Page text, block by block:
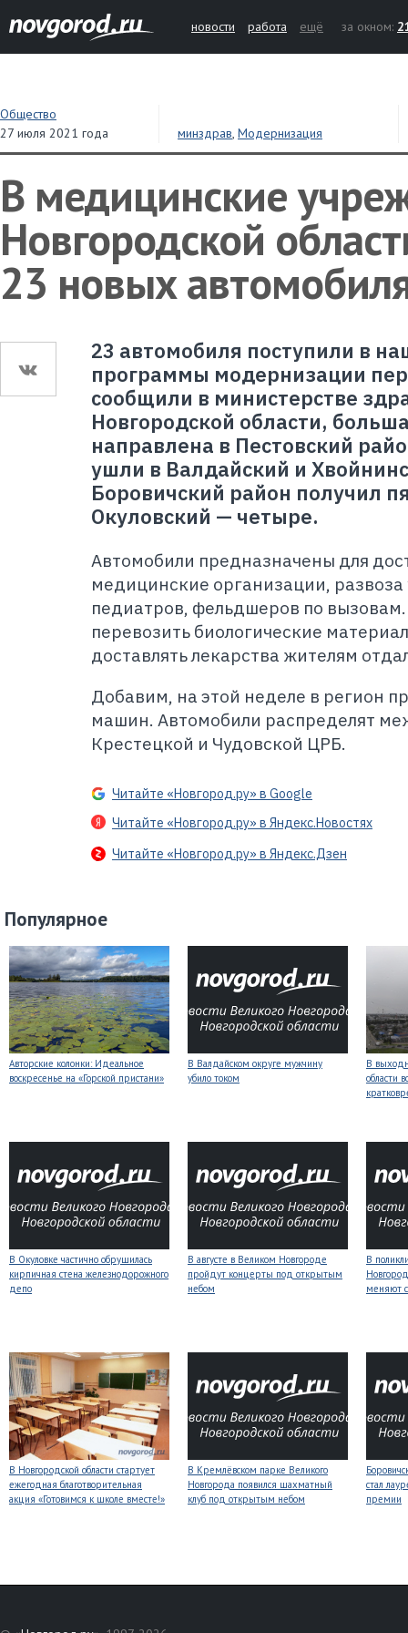
новости работа ещё за окном:
Общество
27 июля 2021 года
минздрав, Модернизация
В медицинские
Новгородской
23 новых
23 автомобиля поступили в
программы модернизации
сообщили в министерстве
Новгородской области,
направлена в Пестовский
ушли в Валдайский и
Боровичский район получил
Окуловский — четыре.
Автомобили предназначены для
медицинские организации, развоза
педиатров, фельдшеров по
перевозить биологические
доставлять лекарства жителям
Добавим, на этой неделе в регион
машин. Автомобили распределят
Крестецкой и Чудовской ЦРБ.
Читайте «Новгород.ру» в Google
Читайте «Новгород.ру» в Яндекс.Новостях
Читайте «Новгород.ру» в Яндекс.Дзен
Популярное
Авторские колонки: Идеальное
воскресенье на «Горской пристани»
В Валдайском округе мужчину
убило током
В
области
В Окуловке частично обрушилась
кирпичная стена железнодорожного
депо
В августе в Великом Новгороде
пройдут концерты под открытым
небом
В
меняют
В Новгородской области стартует
ежегодная благотворительная
акция «Готовимся к школе вместе!»
В Кремлёвском парке Великого
Новгорода появился шахматный
клуб под открытым небом
стал
премии